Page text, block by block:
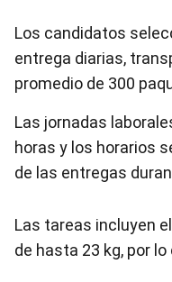
Los candidatos
entrega diarias,
promedio de 300
Las jornadas
horas y los horarios
de las entregas
Las tareas incluyen
de hasta 23 kg, por